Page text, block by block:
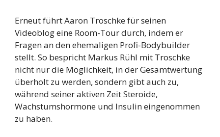
Erneut führt Aaron Troschke für seinen
Videoblog eine Room-Tour durch, indem er
Fragen an den ehemaligen Profi-Bodybuilder
stellt. So bespricht Markus Rühl mit Troschke
nicht nur die Möglichkeit, in der Gesamtwertung
überholt zu werden, sondern gibt auch zu,
während seiner aktiven Zeit Steroide,
Wachstumshormone und Insulin eingenommen
zu haben.